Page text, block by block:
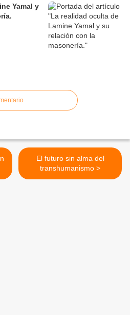
Yamal y
El futuro sin alma del
transhumanismo >